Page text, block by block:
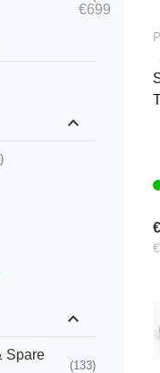
€699
expand_less
expand_less
Spare
(133)